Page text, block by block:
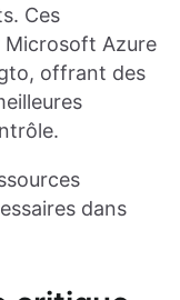
Ces
Microsoft Azure
offrant des
dans